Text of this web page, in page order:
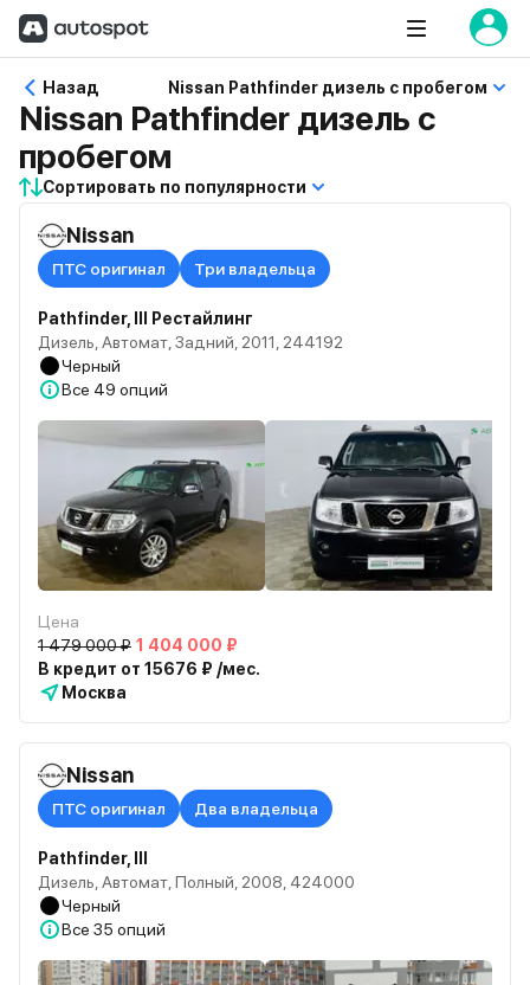
Назад Nissan Pathfinder дизель с пробегом
Nissan Pathfinder дизель с
пробегом
Сортировать по популярности
Nissan
ПТС оригинал Три владельца
Pathfinder, III Рестайлинг
Дизель, Автомат, Задний, 2011, 244192
Черный
Все 49 опций
Цена
1 479 000 ₽ 1 404 000 ₽
В кредит от 15676 ₽ /мес.
Москва
Nissan
ПТС оригинал Два владельца
Pathfinder, III
Дизель, Автомат, Полный, 2008, 424000
Черный
Все 35 опций